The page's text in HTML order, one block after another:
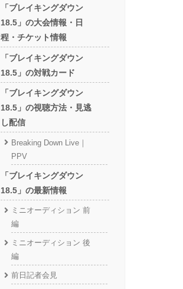
「ブレイキングダウン
18.5」の大会情報・日
程・チケット情報
「ブレイキングダウン
18.5」の対戦カード
「ブレイキングダウン
18.5」の視聴方法・見逃
し配信
Breaking Down Live｜
PPV
「ブレイキングダウン
18.5」の最新情報
ミニオーディション 前
編
ミニオーディション 後
編
前日記者会見